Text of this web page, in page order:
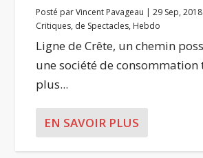
Posté parVincent Pavageau |29 Sep, 2018
Critiques, de Spectacles, Hebdo
Ligne de Crête, un chemin
une société de
plus...
EN SAVOIR PLUS